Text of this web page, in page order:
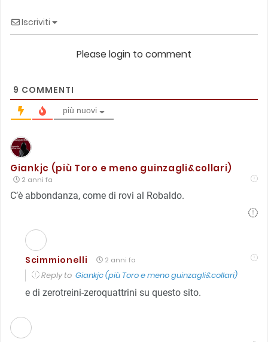
Iscriviti
Please login to comment
9 COMMENTI
più nuovi
Giankjc (più Toro e meno guinzagli&collari)
2 anni fa
C’è abbondanza, come di rovi al Robaldo.
Scimmionelli 2 anni fa
Reply to Giankjc (più Toro e meno guinzagli&collari)
e di zerotreini-zeroquattrini su questo sito.